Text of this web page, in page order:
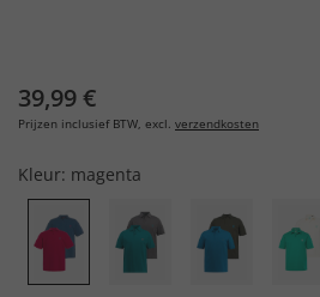
39,99 €
Prijzen inclusief BTW, excl. verzendkosten
Kleur: magenta